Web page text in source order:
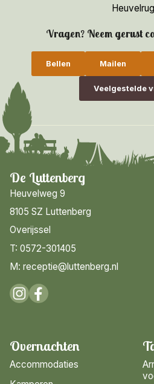
Vragen? Neem gerust
Bellen Mailen
Veelgestelde
De Luttenberg
Heuvelweg 9
8105 SZ Luttenberg
Overijssel
T: 0572-301405
M: receptie@luttenberg.nl
Overnachten
Accommodaties